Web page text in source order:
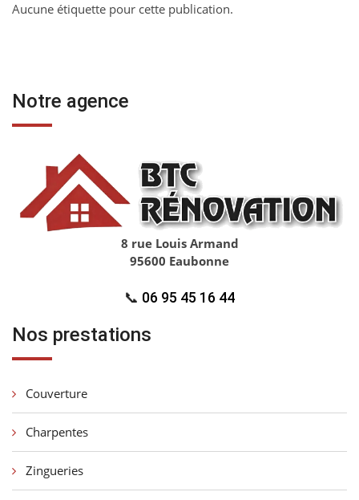
Aucune étiquette pour cette publication.
Notre agence
8 rue Louis Armand
95600 Eaubonne
📞 06 95 45 16 44
Nos prestations
Couverture
Charpentes
Zingueries